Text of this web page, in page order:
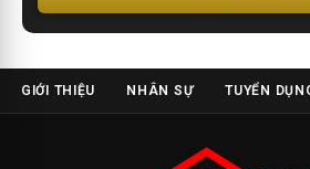
GIỚI THIỆU NHÂN SỰ TUYỂN